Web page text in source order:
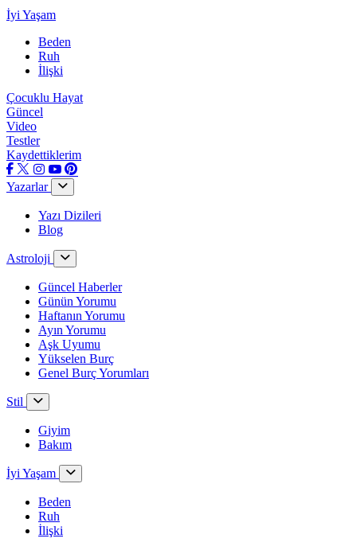
İyi Yaşam
Beden
Ruh
İlişki
Çocuklu Hayat
Güncel
Video
Testler
Kaydettiklerim
Yazarlar
Yazı Dizileri
Blog
Astroloji
Güncel Haberler
Günün Yorumu
Haftanın Yorumu
Ayın Yorumu
Aşk Uyumu
Yükselen Burç
Genel Burç Yorumları
Stil
Giyim
Bakım
İyi Yaşam
Beden
Ruh
İlişki